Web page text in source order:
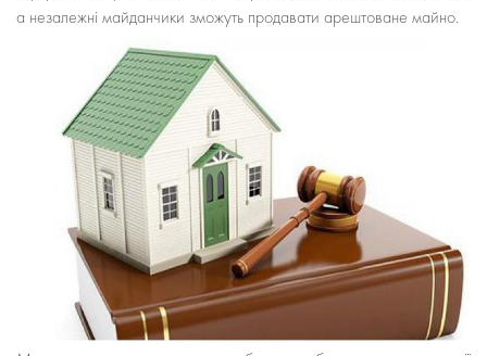
а незалежні майданчики зможуть продавати арештоване майно.